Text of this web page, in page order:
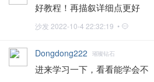
好教程！再描叙详细点更好
沙发 2022-10-4 22:32:19 •
Dongdong222 璀璨钻石
进来学习一下，看看能学会不